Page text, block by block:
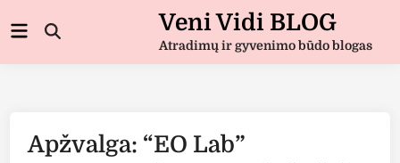
to
Veni Vidi BLOG
Atradimų ir gyvenimo būdo blogas
Open
Main
Apžvalga: “EO Lab”